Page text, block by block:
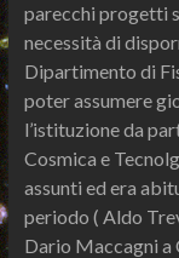
parecchi progetti
necessità di
Dipartimento di
poter assumere
l’istituzione da
Cosmica e
assunti ed era
periodo ( Aldo
Dario Maccagni a